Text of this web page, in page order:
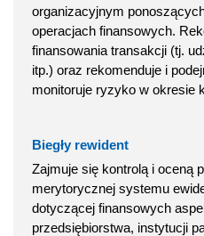
organizacyjnym
operacjach finansowych.
finansowania transakcji (tj.
itp.) oraz rekomenduje i
monitoruje ryzyko w okresie
Biegły rewident
Zajmuje się kontrolą i oceną
merytorycznej systemu
dotyczącej finansowych
przedsiębiorstwa, instytucji